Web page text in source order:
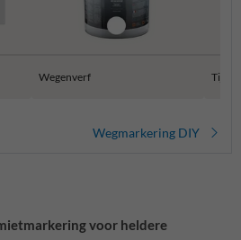
Wegenverf
Wegmarkering DIY
voor heldere